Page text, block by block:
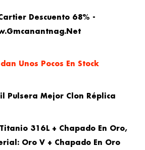
Unos Pocos En Stock
Pulsera Mejor Clon Réplica
316L + Chapado En Oro,
Oro V + Chapado En Oro